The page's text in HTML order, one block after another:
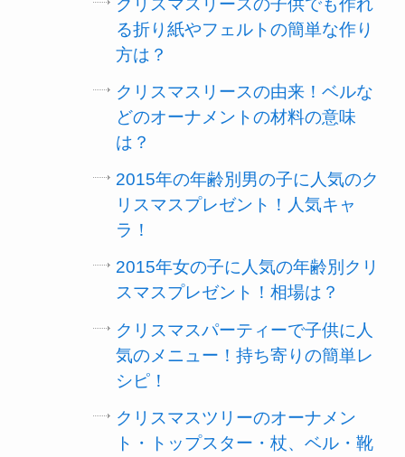
クリスマスリースの子供でも作れ
る折り紙やフェルトの簡単な作り
方は？
クリスマスリースの由来！ベルな
どのオーナメントの材料の意味
は？
2015年の年齢別男の子に人気のク
リスマスプレゼント！人気キャ
ラ！
2015年女の子に人気の年齢別クリ
スマスプレゼント！相場は？
クリスマスパーティーで子供に人
気のメニュー！持ち寄りの簡単レ
シピ！
クリスマスツリーのオーナメン
ト・トップスター・杖、ベル・靴